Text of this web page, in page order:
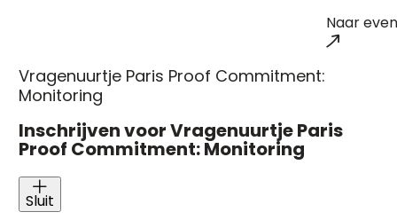
Naar
Vragenuurtje Paris Proof Commitment:
Monitoring
Inschrijven voor Vragenuurtje Paris
Proof Commitment: Monitoring
Sluit